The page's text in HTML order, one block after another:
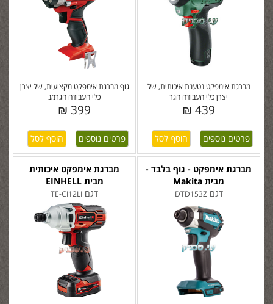
גוף מברגת אימפקט מקצועית, של יצרן
כלי העבודה הגרמנ
399 ₪
פרטים נוספים
מברגת אימפקט נטענת איכותית, של
יצרן כלי העבודה הגר
439 ₪
פרטים נוספים
מברגת אימפקט איכותית
מבית EINHELL
דגם TE-CI12LI
מברגת אימפקט - גוף בלבד -
מבית Makita
דגםDTD153Z